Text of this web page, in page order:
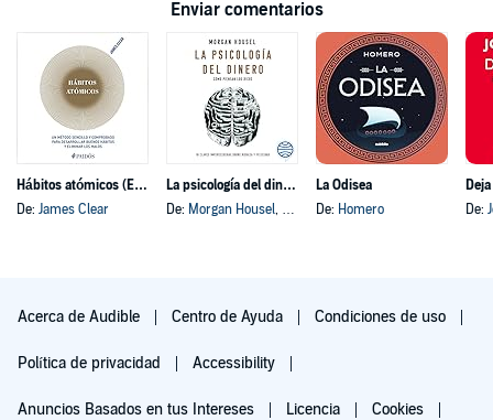
Enviar comentarios
Hábitos atómicos (Español neutro)
De: James Clear
La psicología del dinero
De: Morgan Housel, y otros
La Odisea
De: Homero
De:
Acerca de Audible Centro de Ayuda Condiciones de uso
Política de privacidad Accessibility
Anuncios Basados en tus Intereses Licencia Cookies